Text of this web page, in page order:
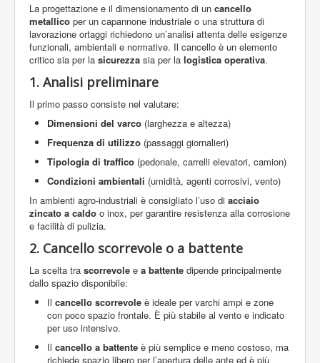
La progettazione e il dimensionamento di un cancello
metallico per un capannone industriale o una struttura di
lavorazione ortaggi richiedono un’analisi attenta delle esigenze
funzionali, ambientali e normative. Il cancello è un elemento
critico sia per la sicurezza sia per la logistica operativa.
1. Analisi preliminare
Il primo passo consiste nel valutare:
Dimensioni del varco (larghezza e altezza)
Frequenza di utilizzo (passaggi giornalieri)
Tipologia di traffico (pedonale, carrelli elevatori, camion)
Condizioni ambientali (umidità, agenti corrosivi, vento)
In ambienti agro-industriali è consigliato l’uso di acciaio
zincato a caldo o inox, per garantire resistenza alla corrosione
e facilità di pulizia.
2. Cancello scorrevole o a battente
La scelta tra scorrevole e a battente dipende principalmente
dallo spazio disponibile:
Il cancello scorrevole è ideale per varchi ampi e zone
con poco spazio frontale. È più stabile al vento e indicato
per uso intensivo.
Il cancello a battente è più semplice e meno costoso, ma
richiede spazio libero per l’apertura delle ante ed è più